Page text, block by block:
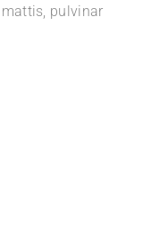
pulvinar